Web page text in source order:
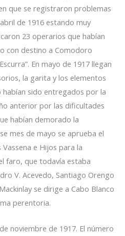
que se registraron problemas
de 1916 estando muy
23 operarios que habían
con destino a Comodoro
En mayo de 1917 llegan
la garita y los elementos
sido entregados por la
anterior por las dificultades
habían demorado la
mes de mayo se aprueba el
e Hijos para la
faro, que todavía estaba
V. Acevedo, Santiago Orengo
se dirige a Cabo Blanco
perentoria.
noviembre de 1917. El número